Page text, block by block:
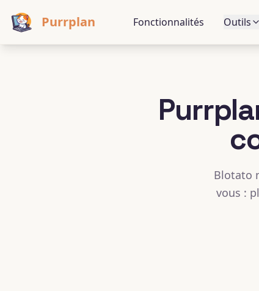
Purrplan Fonctionnalités Outils
Blotato
vous :